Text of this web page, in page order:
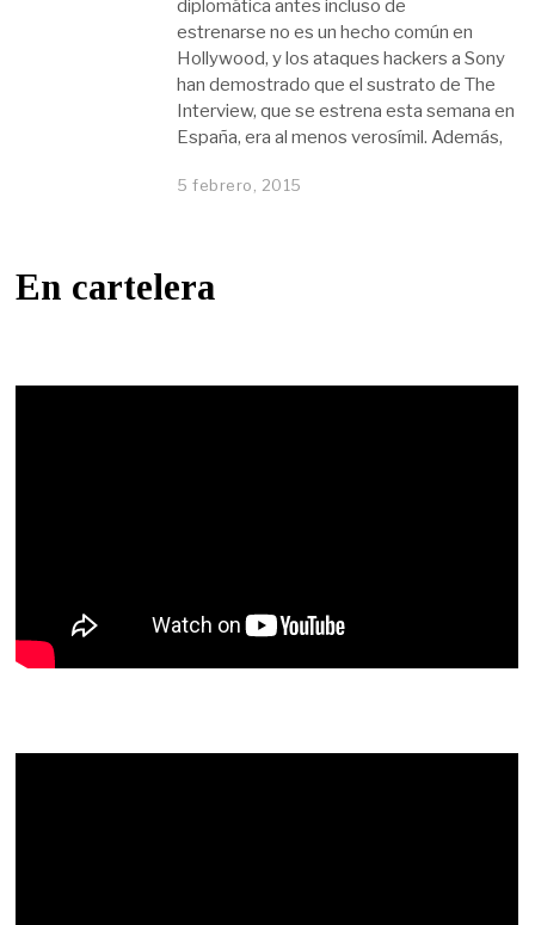
diplomática antes incluso de
estrenarse no es un hecho común en
Hollywood, y los ataques hackers a Sony
han demostrado que el sustrato de The
Interview, que se estrena esta semana en
España, era al menos verosímil. Además,
5 febrero, 2015
En cartelera